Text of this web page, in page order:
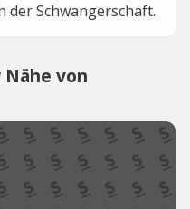
der Schwangerschaft.
von